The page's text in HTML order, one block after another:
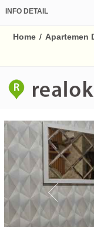
INFO DETAIL
Home / Apartemen